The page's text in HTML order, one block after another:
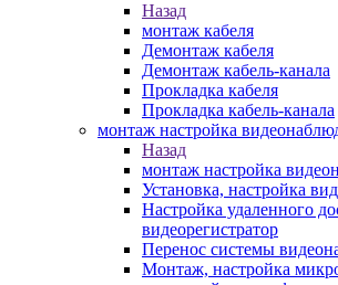
Назад
монтаж кабеля
Демонтаж кабеля
Демонтаж кабель-канала
Прокладка кабеля
Прокладка кабель-канала
монтаж настройка
Назад
монтаж настройка
Установка, настройка
Настройка удаленного
видеорегистратор
Перенос системы
Монтаж, настройка